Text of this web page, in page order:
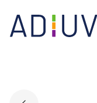
content
Go to landing page.